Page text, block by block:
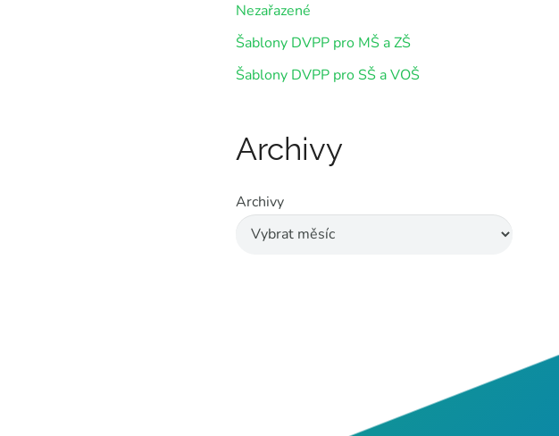
Nezařazené
Šablony DVPP pro MŠ a ZŠ
Šablony DVPP pro SŠ a VOŠ
Archivy
Archivy